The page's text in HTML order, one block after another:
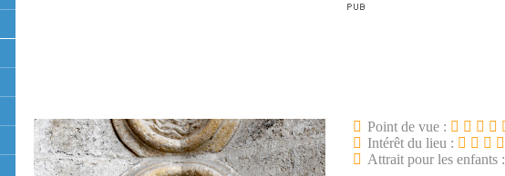
Point de vue :
Intérêt du lieu :
Attrait pour les enfants :